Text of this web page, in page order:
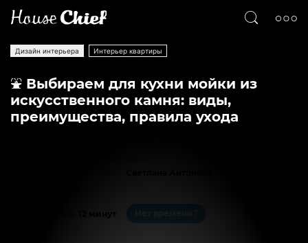
Дизайн интерьера Интерьер квартиры
⛲ Выбираем для кухни мойки из
искусственного камня: виды,
преимущества, правила ухода
12 минут